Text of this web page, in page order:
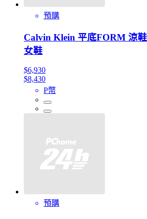
預購
Calvin Klein 平底FORM 涼
女鞋
$6,930
$8,430
P幣
預購